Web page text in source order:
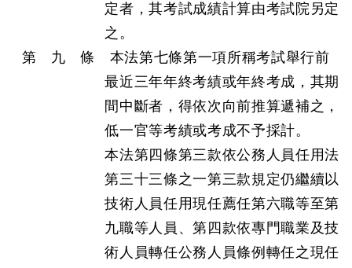
定者，其考試成績計算由考試院另定
之。
第 九 條 本法第七條第一項所稱考試舉行前
最近三年年終考績或年終考成，其期
間中斷者，得依次向前推算遞補之，
低一官等考績或考成不予採計。
本法第四條第三款依公務人員任用法
第三十三條之一第三款規定仍繼續以
技術人員任用現任薦任第六職等至第
九職等人員、第四款依專門職業及技
術人員轉任公務人員條例轉任之現任